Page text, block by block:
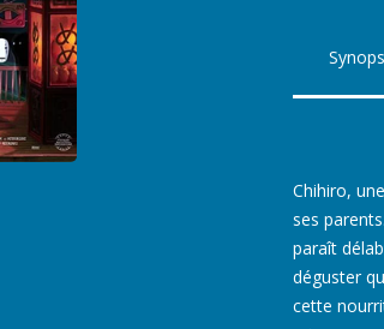
Chihiro,
ses
paraît
déguster
cette